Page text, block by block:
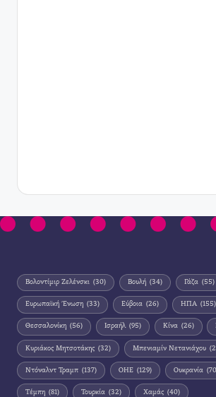
Βολοντίμιρ Ζελένσκι (30) Βουλή (34) Γάζα (55)
Ευρωπαϊκή Ένωση (33) Εύβοια (26) ΗΠΑ (155)
Θεσσαλονίκη (56) Ισραήλ (95) Κίνα (26)
Κυριάκος Μητσοτάκης (32) Μπενιαμίν Νετανιάχου
Ντόναλντ Τραμπ (137) ΟΗΕ (129) Ουκρανία
Τέμπη (81) Τουρκία (32) Χαμάς (40)